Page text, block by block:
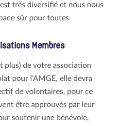
très diversifié et nous nous
sûr pour toutes.
Membres
plus) de votre association
pour l'AMGE, elle devra
de volontaires, pour ce
être approuvés par leur
soutenir une bénévole,